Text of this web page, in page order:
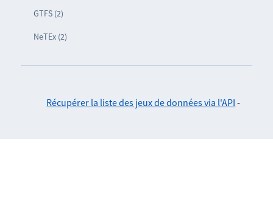
GTFS (2)
NeTEx (2)
Récupérer la liste des jeux de données via l'API -